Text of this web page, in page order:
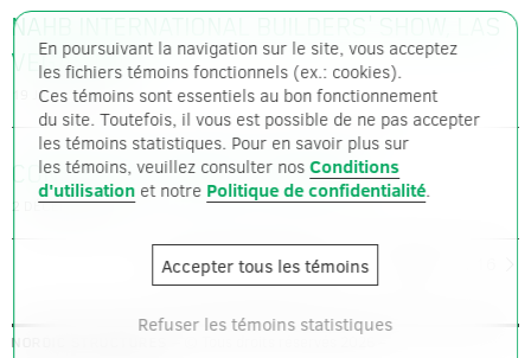
NAHB INTERNATIONAL BUILDERS' SHOW, LAS
VEGAS (NV)
19 JANVIER 2016
CONSTRUCT CANADA, TORONTO
2 DÉCEMBRE 2015
Plus d'événements 1 …
NORDIC STRUCTURES
– © Tous droits réservés 2026 –
En poursuivant la navigation sur le site, vous acceptez
les fichiers témoins fonctionnels (ex.: cookies).
Ces témoins sont essentiels au bon fonctionnement
du site. Toutefois, il vous est possible de ne pas accepter
les témoins statistiques. Pour en savoir plus sur
les témoins, veuillez consulter nosConditions
d'utilisation et notre Politique de confidentialité.
Accepter tous les témoins
Refuser les témoins statistiques